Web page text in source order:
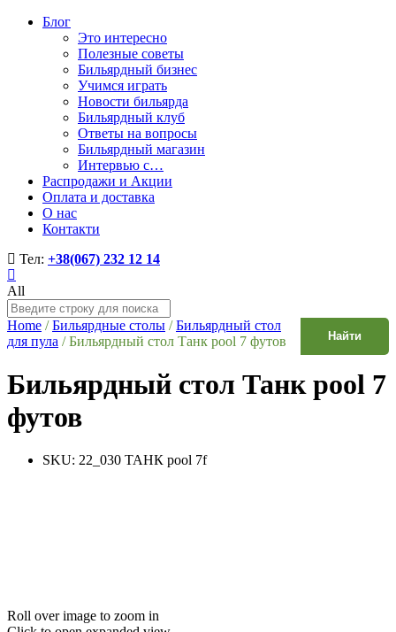
Блог
Это интересно
Полезные советы
Бильярдный бизнес
Учимся играть
Новости бильярда
Бильярдный клуб
Ответы на вопросы
Бильярдный магазин
Интервью с…
Распродажи и Акции
Оплата и доставка
О нас
Контакти
Тел: +38(067) 232 12 14
All
Найти
Home / Бильярдные столы / Бильярдный стол
для пула / Бильярдный стол Танк pool 7 футов
Бильярдный стол Танк pool 7
футов
SKU: 22_030 ТАНК pool 7f
Roll over image to zoom in